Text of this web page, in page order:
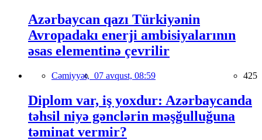
Azərbaycan qazı Türkiyənin
Avropadakı enerji ambisiyalarının
əsas elementinə çevrilir
Cəmiyyət, 07 avqust, 08:59 425
Diplom var, iş yoxdur: Azərbaycanda
təhsil niyə gənclərin məşğulluğuna
təminat vermir?